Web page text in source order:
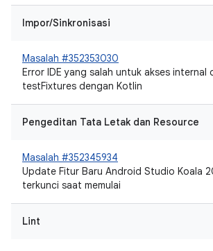
Impor/Sinkronisasi
Masalah #352353030
Error IDE yang salah untuk akses internal
testFixtures dengan Kotlin
Pengeditan Tata Letak dan Resource
Masalah #352345934
Update Fitur Baru Android Studio Koala
terkunci saat memulai
Lint